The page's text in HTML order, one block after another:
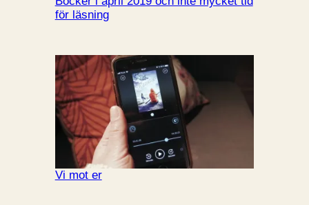
för läsning
Vi mot er